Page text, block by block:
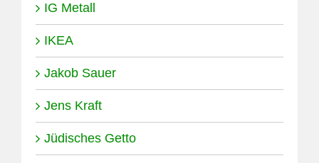
IG Metall
IKEA
Jakob Sauer
Jens Kraft
Jüdisches Getto